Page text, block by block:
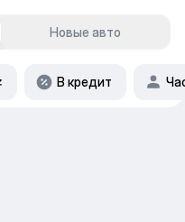
Новые авто
В кредит